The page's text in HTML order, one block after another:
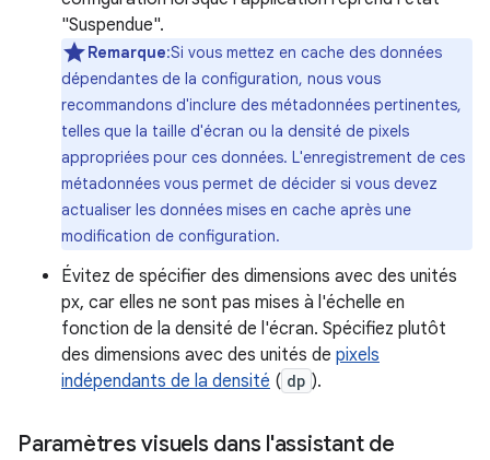
"Suspendue".
Remarque:Si vous mettez en cache des données
dépendantes de la configuration, nous vous
recommandons d'inclure des métadonnées pertinentes,
telles que la taille d'écran ou la densité de pixels
appropriées pour ces données. L'enregistrement de ces
métadonnées vous permet de décider si vous devez
actualiser les données mises en cache après une
modification de configuration.
Évitez de spécifier des dimensions avec des unités
px, car elles ne sont pas mises à l'échelle en
fonction de la densité de l'écran. Spécifiez plutôt
des dimensions avec des unités de pixels
indépendants de la densité ( dp ).
Paramètres visuels dans l'assistant de